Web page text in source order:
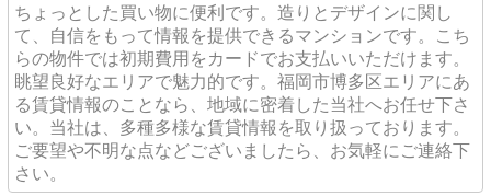
ちょっとした買い物に便利です。造りとデザインに関し
て、自信をもって情報を提供できるマンションです。こち
らの物件では初期費用をカードでお支払いいただけます。
眺望良好なエリアで魅力的です。福岡市博多区エリアにあ
る賃貸情報のことなら、地域に密着した当社へお任せ下さ
い。当社は、多種多様な賃貸情報を取り扱っております。
ご要望や不明な点などございましたら、お気軽にご連絡下
さい。